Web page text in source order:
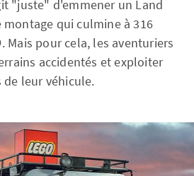
"juste" d'emmener un Land
qui culmine à 316
pour cela, les aventuriers
accidentés et exploiter
de leur véhicule.